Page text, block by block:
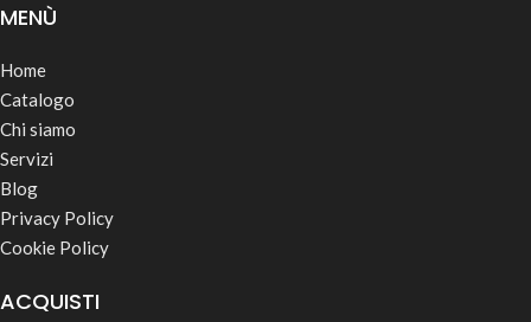
MENÙ
Home
Catalogo
Chi siamo
Servizi
Blog
Privacy Policy
Cookie Policy
ACQUISTI